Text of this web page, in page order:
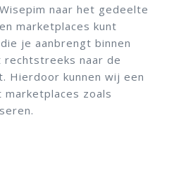
naar het gedeelte
marketplaces kunt
je aanbrengt binnen
naar de
Hierdoor kunnen wij een
zoals